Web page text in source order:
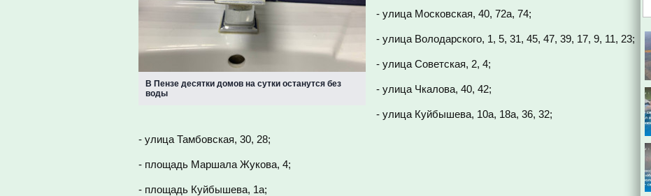
В Пензе десятки домов на сутки останутся без
воды
- улица Московская, 40, 72а, 74;
- улица Володарского, 1, 5, 31, 45, 47, 39, 17, 9, 11, 23;
- улица Советская, 2, 4;
- улица Чкалова, 40, 42;
- улица Куйбышева, 10а, 18а, 36, 32;
- улица Тамбовская, 30, 28;
- площадь Маршала Жукова, 4;
- площадь Куйбышева, 1а;